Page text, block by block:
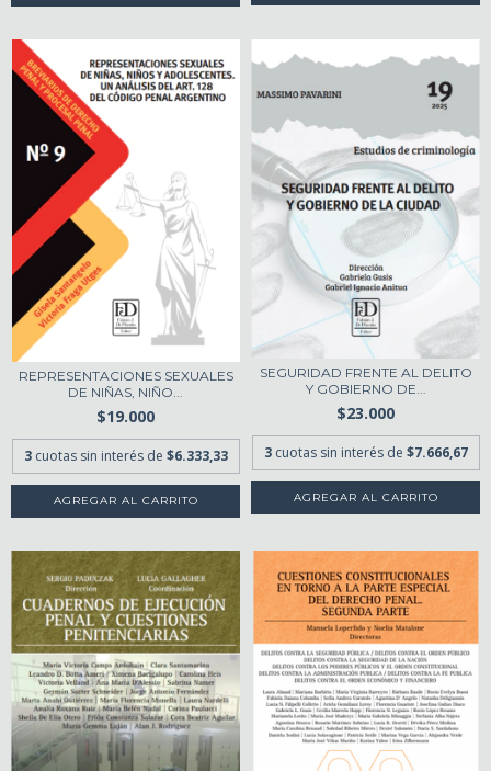
REPRESENTACIONES SEXUALES
DE NIÑAS, NIÑO...
$19.000
3 cuotas sin interés de $6.333,33
SEGURIDAD FRENTE AL DELITO
Y GOBIERNO DE...
$23.000
3 cuotas sin interés de $7.666,67